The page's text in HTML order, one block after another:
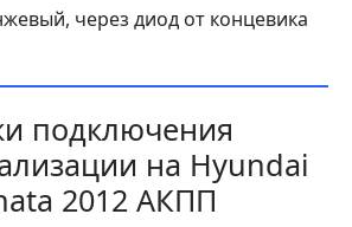
через диод от концевика
подключения
на Hyundai
2012 АКПП